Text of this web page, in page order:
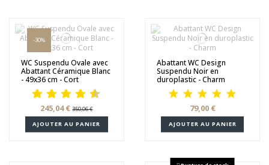
-30%
WC Suspendu Ovale avec
Abattant Céramique Blanc
- 49x36 cm - Cort
245,04 €350,06 €
AJOUTER AU PANIER
Abattant WC Design
Suspendu Noir en
duroplastic - Charm
79,00 €
AJOUTER AU PANIER